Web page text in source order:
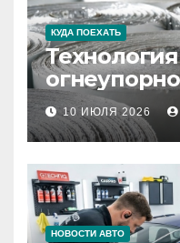
КУДА ПОЕХАТЬ
картона
волокна
10 ИЮЛЯ 2026
НОВОСТИ АВТО